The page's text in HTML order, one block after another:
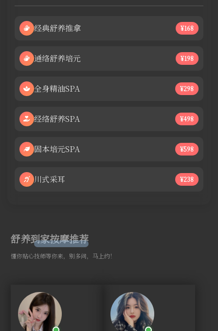
经典舒养推拿 ¥168
通络舒养培元 ¥198
全身精油SPA ¥298
经络舒养SPA ¥498
固本培元SPA ¥598
川式采耳 ¥238
舒养到家按摩推荐
懂你贴心技师等你来，别多问，马上约！